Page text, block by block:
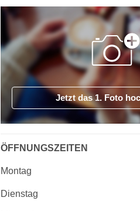
Jetzt das 1. Foto
ÖFFNUNGSZEITEN
Montag
Dienstag